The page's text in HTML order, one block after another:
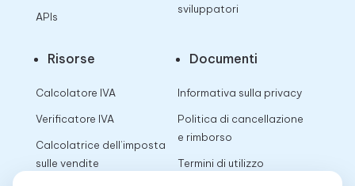
APIs
sviluppatori
Risorse
Calcolatore IVA
Verificatore IVA
Calcolatrice dell’imposta
sulle vendite
Documenti
Informativa sulla privacy
Politica di cancellazione
e rimborso
Termini di utilizzo